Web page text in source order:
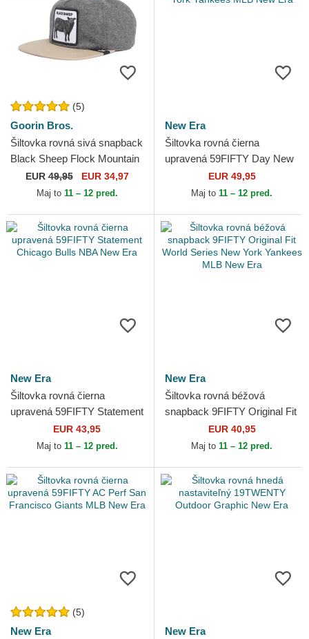
(5)
Goorin Bros.
Šiltovka rovná sivá snapback
Black Sheep Flock Mountain
The Farm Flats The Farm
Goorin Bros.
EUR49,95 EUR 34,97
Maj to 11 – 12 pred.
New Era
Šiltovka rovná čierna
upravená 59FIFTY Day New
York Yankees MLB New Era
EUR 49,95
Maj to 11 – 12 pred.
New Era
Šiltovka rovná čierna
upravená 59FIFTY Statement
Chicago Bulls NBA New Era
EUR 43,95
Maj to 11 – 12 pred.
New Era
Šiltovka rovná béžová
snapback 9FIFTY Original Fit
World Series New York
Yankees MLB New Era
EUR 40,95
Maj to 11 – 12 pred.
(5)
New Era
New Era